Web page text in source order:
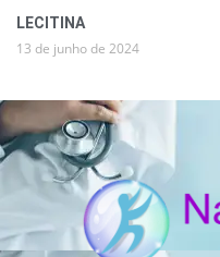
LECITINA
13 de junho de 2024